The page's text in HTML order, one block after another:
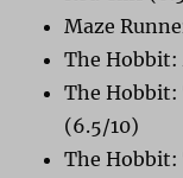
Maze
The Hobbit:
The Hobbit:
(6.5/10)
The Hobbit: